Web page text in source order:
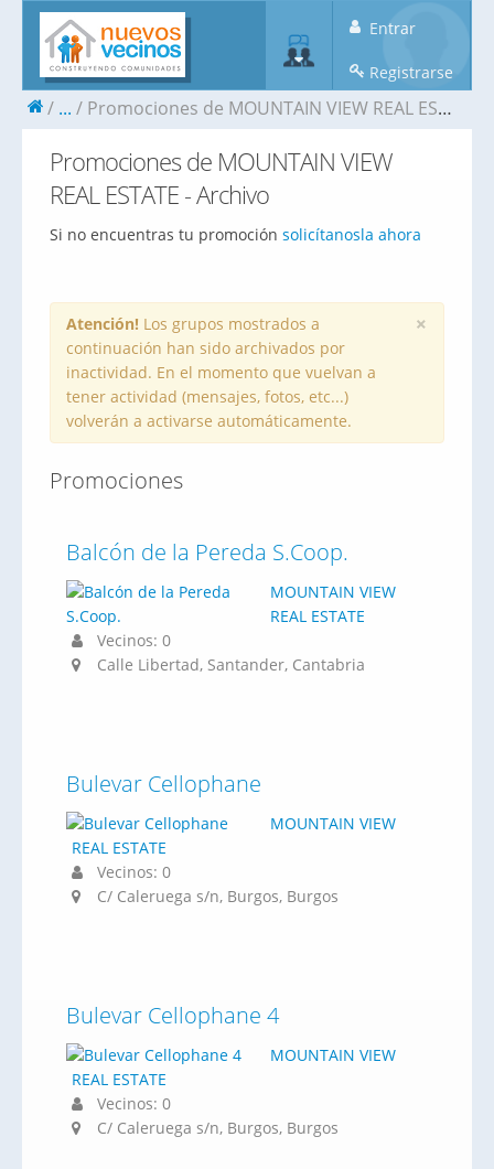
Entrar
Registrarse
... Promociones de MOUNTAIN VIEW REAL ESTATE - Archivo
Promociones de MOUNTAIN VIEW
REAL ESTATE - Archivo
Si no encuentras tu promoción solicítanosla ahora
×
Atención! Los grupos mostrados a
continuación han sido archivados por
inactividad. En el momento que vuelvan a
tener actividad (mensajes, fotos, etc...)
volverán a activarse automáticamente.
Promociones
Balcón de la Pereda S.Coop.
MOUNTAIN VIEW
REAL ESTATE
Vecinos: 0
Calle Libertad, Santander, Cantabria
Bulevar Cellophane
MOUNTAIN VIEW
REAL ESTATE
Vecinos: 0
C/ Caleruega s/n, Burgos, Burgos
Bulevar Cellophane 4
MOUNTAIN VIEW
REAL ESTATE
Vecinos: 0
C/ Caleruega s/n, Burgos, Burgos